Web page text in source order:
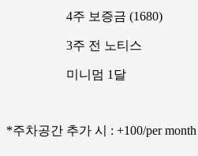
4주 보증금 (1680)
3주 전 노티스
미니멈 1달
*주차공간 추가 시 : +100/per month